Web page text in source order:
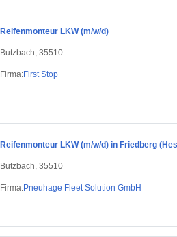
Reifenmonteur LKW (m/w/d)
Butzbach, 35510
Firma:First Stop
Reifenmonteur LKW (m/w/d) in Friedberg
Butzbach, 35510
Firma:Pneuhage Fleet Solution GmbH